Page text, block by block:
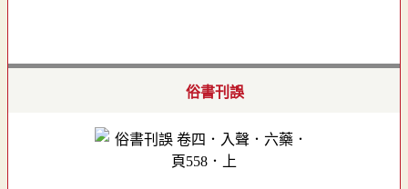
俗書刊誤